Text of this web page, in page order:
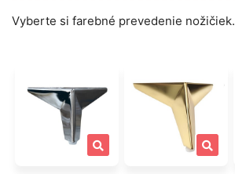
Vyberte si farebné prevedenie nožičiek.